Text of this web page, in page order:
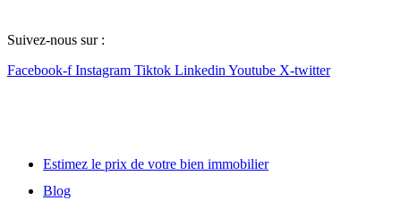
Suivez-nous sur :
Facebook-f Instagram Tiktok LinkedinYoutube X-twitter
Estimez le prix de votre bien immobilier
Blog